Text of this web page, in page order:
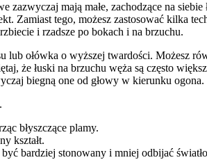
mają małe, zachodzące na
Zamiast tego, możesz zastosować kilka
i rzadsze po bokach i na brzuchu.
ołówka o wyższej twardości. Możesz
że łuski na brzuchu węża są często
biegną one od głowy w kierunku ogona.
błyszczące plamy.
kształt.
bardziej stonowany i mniej odbijać